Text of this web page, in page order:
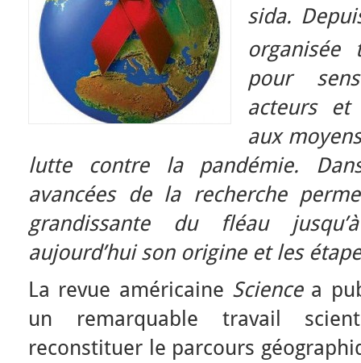
sida.
pour
acteurs et
aux
lutte contre la pandémie.
avancées de la recherche
grandissante du fléau
aujourd’hui son origine et les
La revue américaine Sciencea
un remarquable travail
reconstituer le parcours